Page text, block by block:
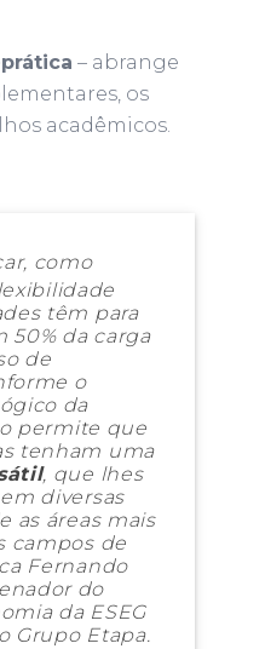
– abrange
os
acadêmicos.
como
têm para
50% da carga
de
o
da
permite que
tenham uma
, que lhes
diversas
as áreas mais
campos de
Fernando
do
da ESEG
Grupo Etapa.